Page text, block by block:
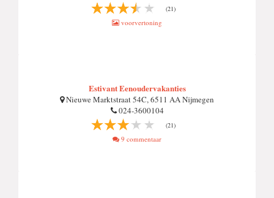
(21)
voorvertoning
Estivant Eenoudervakanties
Nieuwe Marktstraat 54C, 6511 AA Nijmegen
024-3600104
(21)
9 commentaar